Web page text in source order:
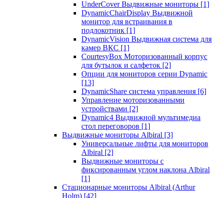
UnderCover Выдвижные мониторы [1]
DynamicChairDisplay Выдвижной
монитор для встраивания в
подлокотник [1]
DynamicVision Выдвижная система для
камер ВКС [1]
CourtesyBox Моторизованный корпус
для бутылок и салфеток [2]
Опции для мониторов серии Dynamic
[13]
DynamicShare система управления [6]
Управление моторизованными
устройствами [2]
Dynamic4 Выдвижной мультимедиа
стол переговоров [1]
Выдвижные мониторы Albiral [3]
Универсальные лифты для мониторов
Albiral [2]
Выдвижные мониторы с
фиксированным углом наклона Albiral
[1]
Стационарные мониторы Albiral (Arthur
Holm) [42]